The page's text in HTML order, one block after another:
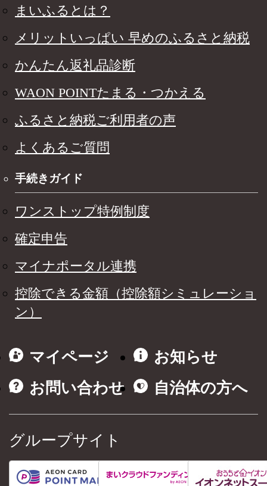
まいふるとは？
メリットいっぱい 早めのふるさと納税
かんたん返礼品診断
WAON POINTたまる・つかえる
ふるさと納税ご利用者の声
よくあるご質問
手続きガイド
ワンストップ特例制度
確定申告
マイナポータル連携
控除できる金額（控除額シミュレーショ
ン）
マイページ
お知らせ
お問い合わせ
自治体の方へ
グループサイト